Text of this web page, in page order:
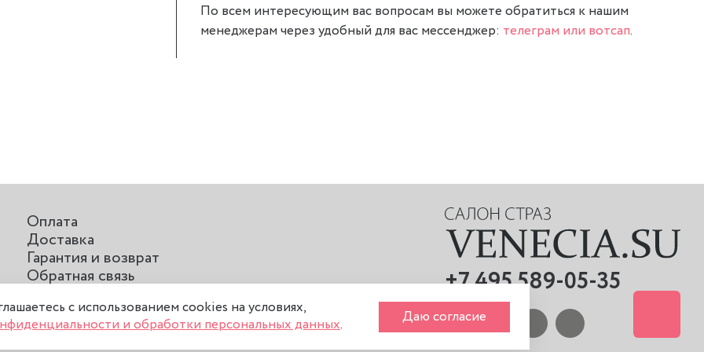
По всем интересующим вас вопросам вы можете обратиться к нашим
менеджерам через удобный для вас мессенджер: телеграм или вотсап.
Оплата
Доставка
Гарантия и возврат
Обратная связь +7 495 589-05-35
с использованием cookies на условиях,
и обработки персональных данных. Даю согласие